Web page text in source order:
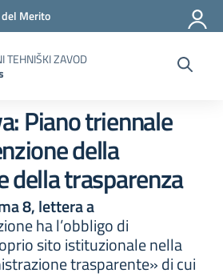
Merito
TEHNIŠKI ZAVOD
Piano triennale
della
della trasparenza
8, lettera a
ha l’obbligo di
sito istituzionale nella
trasparente» di cui